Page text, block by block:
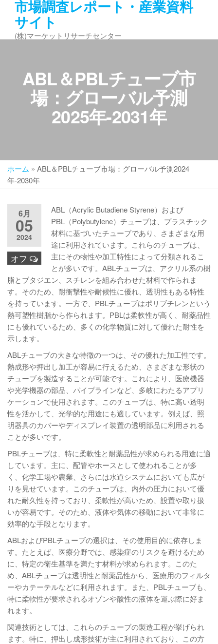
ン
市場調査レポート・産業資料
サイト
(株)マーケットリサーチセンター
ABL＆PBLチューブ市
場：グローバル予測
2025年-2031年
ホーム » ABL＆PBLチューブ市場：グローバル予測2024
年-2030年
6月
05
2024
オフ
ABL（Acrylic Butadiene Styrene）および
PBL（Polybutylene）チューブは、プラスチック
材料に基づいたチューブであり、さまざまな用
途に利用されています。これらのチューブは、
主にその物性や加工特性によって分類されるこ
とが多いです。ABLチューブは、アクリル系の樹
脂とブタジエン、スチレンを組み合わせた材料で作られま
す。そのため、耐衝撃性や耐候性に優れ、透明性もある特性
を持っています。一方で、PBLチューブはポリブチレンという
熱可塑性樹脂から作られます。PBLは柔軟性が高く、耐薬品性
にも優れているため、多くの化学物質に対して優れた耐性を
示します。
ABLチューブの大きな特徴の一つは、その優れた加工性です。
熱成形や押出し加工が容易に行えるため、さまざまな形状の
チューブを製造することが可能です。これにより、医療機器
や光学機器の部品、パイプラインなど、多岐にわたるアプリ
ケーションで使用されます。このチューブは、特に高い透明
性を活かして、光学的な用途にも適しています。例えば、照
明器具のカバーやディスプレイ装置の透明部品に利用される
ことが多いです。
PBLチューブは、特に柔軟性と耐薬品性が求められる用途に適
しています。主に、配管やホースとして使われることが多
く、化学工場や農業、さらには水道システムにおいても広が
りを見せています。このチューブは、内外の圧力において優
れた耐久性を持っており、柔軟性が高いため、設置や取り扱
いが容易です。そのため、液体や気体の移動において非常に
効率的な手段となります。
ABLおよびPBLチューブの選択は、その使用目的に依存しま
す。たとえば、医療分野では、感染症のリスクを避けるため
に、特定の衛生基準を満たす材料が求められます。このた
め、ABLチューブは透明性と耐薬品性から、医療用のフィルタ
ーやカテーテルなどに利用されます。また、PBLチューブも、
特に柔軟性が要求されるオゾンや酸性の液体を運ぶ際に好ま
れます。
関連技術としては、これらのチューブの製造工程が挙げられ
ます。特に、押出し成形技術が主に利用されており、この方